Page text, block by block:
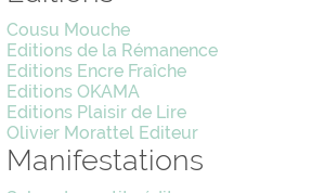
Cousu Mouche
Editions de la Rémanence
Editions Encre Fraîche
Editions OKAMA
Editions Plaisir de Lire
Olivier Morattel Editeur
Manifestations